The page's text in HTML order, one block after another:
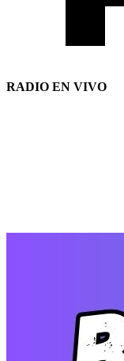
RADIO EN VIVO